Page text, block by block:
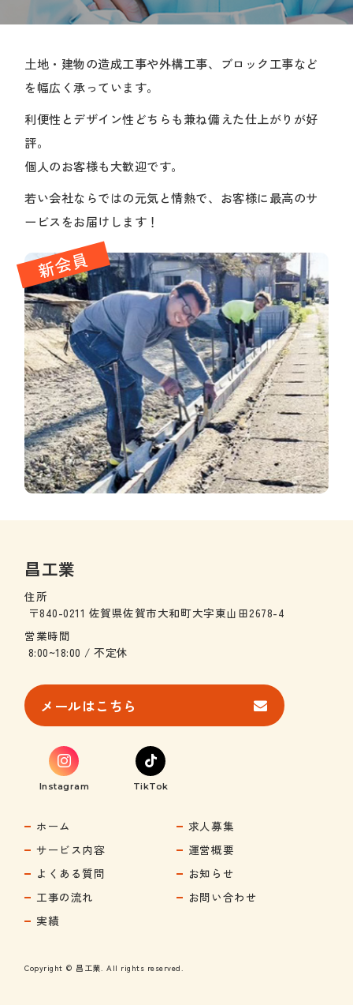
土地・建物の造成工事や外構工事、ブロック工事など
を幅広く承っています。
利便性とデザイン性どちらも兼ね備えた仕上がりが好
評。
個人のお客様も大歓迎です。
若い会社ならではの元気と情熱で、お客様に最高のサ
ービスをお届けします！
新会員
昌工業
住所
〒840-0211 佐賀県佐賀市大和町大字東山田2678-4
営業時間
8:00~18:00 / 不定休
メールはこちら
Instagram TikTok
ホーム
サービス内容
よくある質問
工事の流れ
実績
求人募集
運営概要
お知らせ
お問い合わせ
Copyright © 昌工業. All rights reserved.